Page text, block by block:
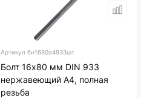
Артикулбн1680а4933шт
Болт 16х80 мм DIN 933
нержавеющий А4, полная
резьба